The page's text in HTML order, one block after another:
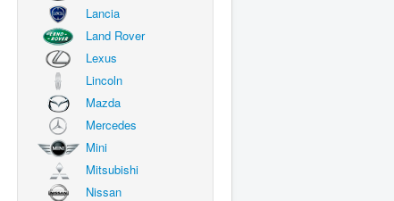
Lancia
Land Rover
Lexus
Lincoln
Mazda
Mercedes
Mini
Mitsubishi
Nissan